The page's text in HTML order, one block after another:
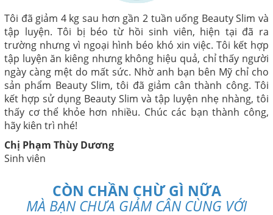
Tôi đã giảm 4 kg sau hơn gần 2 tuần uống Beauty Slim và
tập luyện. Tôi bị béo từ hồi sinh viên, hiện tại đã ra
trường nhưng vì ngoại hình béo khó xin việc. Tôi kết hợp
tập luyện ăn kiêng nhưng không hiệu quả, chỉ thấy người
ngày càng mệt do mất sức. Nhờ anh bạn bên Mỹ chỉ cho
sản phẩm Beauty Slim, tôi đã giảm cân thành công. Tôi
kết hợp sử dụng Beauty Slim và tập luyện nhẹ nhàng, tôi
thấy cơ thể khỏe hơn nhiều. Chúc các bạn thành công,
hãy kiên trì nhé!
Chị Phạm Thùy Dương
Sinh viên
CÒN CHẦN CHỪ GÌ NỮA
MÀ BẠN CHƯA GIẢM CÂN CÙNG VỚI